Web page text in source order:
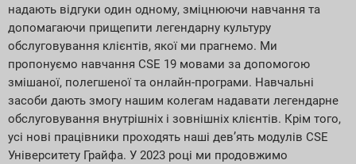
надають відгуки один одному, зміцнюючи навчання та
допомагаючи прищепити легендарну культуру
обслуговування клієнтів, якої ми прагнемо. Ми
пропонуємо навчання CSE 19 мовами за допомогою
змішаної, полегшеної та онлайн-програми. Навчальні
засоби дають змогу нашим колегам надавати легендарне
обслуговування внутрішніх і зовнішніх клієнтів. Крім того,
усі нові працівники проходять наші дев’ять модулів CSE
Університету Грайфа. У 2023 році ми продовжимо